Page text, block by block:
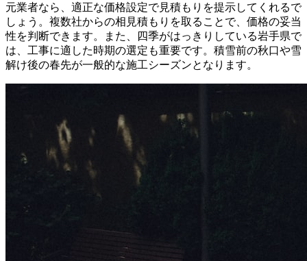
元業者なら、適正な価格設定で見積もりを提示してくれるで
しょう。複数社からの相見積もりを取ることで、価格の妥当
性を判断できます。また、四季がはっきりしている岩手県で
は、工事に適した時期の選定も重要です。積雪前の秋口や雪
解け後の春先が一般的な施工シーズンとなります。